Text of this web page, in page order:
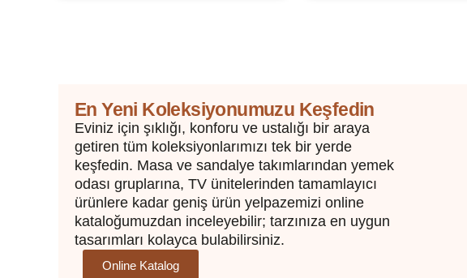
En Yeni Koleksiyonumuzu Keşfedin
Eviniz için şıklığı, konforu ve ustalığı bir araya
getiren tüm koleksiyonlarımızı tek bir yerde
keşfedin. Masa ve sandalye takımlarından yemek
odası gruplarına, TV ünitelerinden tamamlayıcı
ürünlere kadar geniş ürün yelpazemizi online
kataloğumuzdan inceleyebilir; tarzınıza en uygun
tasarımları kolayca bulabilirsiniz.
Online Katalog